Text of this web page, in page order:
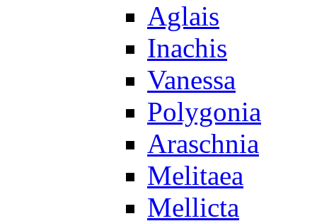
Aglais
Inachis
Vanessa
Polygonia
Araschnia
Melitaea
Mellicta